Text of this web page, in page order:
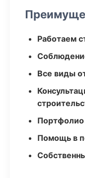
Работаем
Все виды
Портфолио
Помощь в